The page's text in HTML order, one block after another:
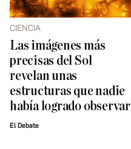
CIENCIA
Las imágenes más
precisas del Sol
revelan unas
estructuras que nadie
había logrado observar
El Debate